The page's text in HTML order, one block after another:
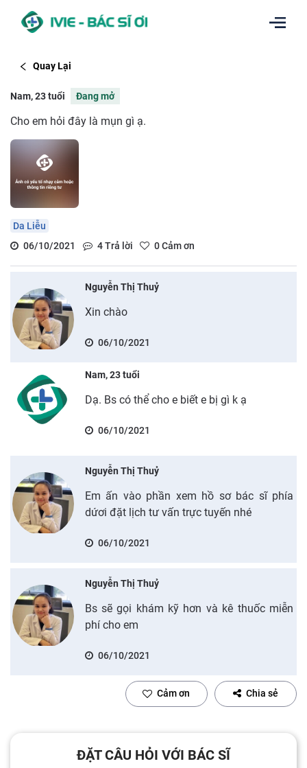
Quay Lại
Nam, 23 tuổi Đang mở
Cho em hỏi đây là mụn gì ạ.
Da Liễu
06/10/2021
4Trả lời 0Cảm ơn
Nguyễn Thị Thuỷ
Xin chào
06/10/2021
Nam, 23 tuổi
Dạ. Bs có thể cho e biết e bị gì k ạ
06/10/2021
Nguyễn Thị Thuỷ
Em ấn vào phần xem hồ sơ bác sĩ phía
dứơi đặt lịch tư vấn trực tuyến nhé
06/10/2021
Nguyễn Thị Thuỷ
Bs sẽ gọi khám kỹ hơn và kê thuốc miễn
phí cho em
06/10/2021
Cảm ơn Chia sẻ
ĐẶT CÂU HỎI VỚI BÁC SĨ